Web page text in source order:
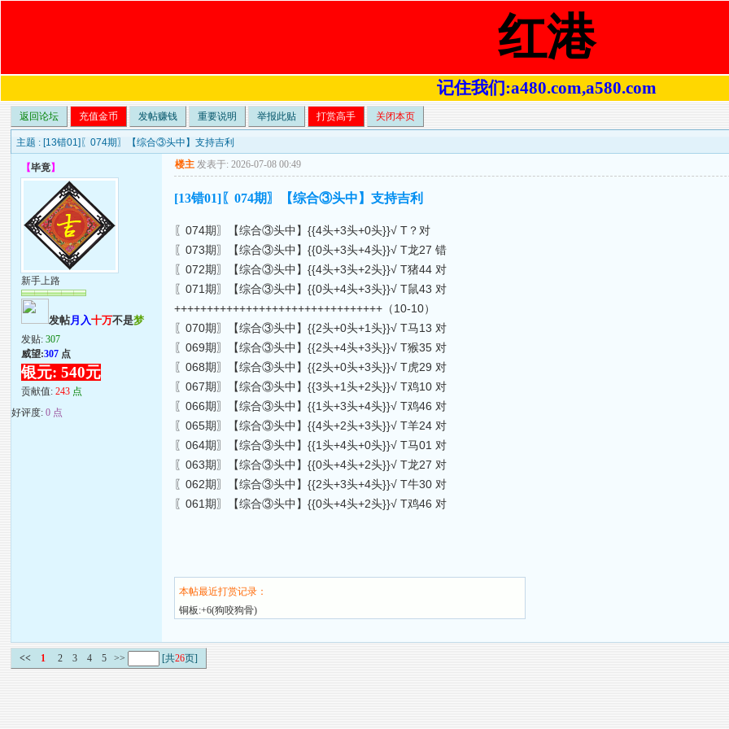
红港
记住我们:a480.com,a580.com
返回论坛 充值金币 发帖赚钱 重要说明 举报此贴 打赏高手 关闭本页
主题 : [13错01]〖074期〗【综合③头中】支持吉利
【毕竟】
新手上路
发帖月入十万不是梦
发贴:307
威望:307 点
银元: 540元
贡献值:243 点
好评度:0 点
楼主 发表于: 2026-07-08 00:49
[13错01]〖074期〗【综合③头中】支持吉利
〖074期〗【综合③头中】{{4头+3头+0头}}√ T？对
〖073期〗【综合③头中】{{0头+3头+4头}}√ T龙27 错
〖072期〗【综合③头中】{{4头+3头+2头}}√ T猪44 对
〖071期〗【综合③头中】{{0头+4头+3头}}√ T鼠43 对
++++++++++++++++++++++++++++++++（10-10）
〖070期〗【综合③头中】{{2头+0头+1头}}√ T马13 对
〖069期〗【综合③头中】{{2头+4头+3头}}√ T猴35 对
〖068期〗【综合③头中】{{2头+0头+3头}}√ T虎29 对
〖067期〗【综合③头中】{{3头+1头+2头}}√ T鸡10 对
〖066期〗【综合③头中】{{1头+3头+4头}}√ T鸡46 对
〖065期〗【综合③头中】{{4头+2头+3头}}√ T羊24 对
〖064期〗【综合③头中】{{1头+4头+0头}}√ T马01 对
〖063期〗【综合③头中】{{0头+4头+2头}}√ T龙27 对
〖062期〗【综合③头中】{{2头+3头+4头}}√ T牛30 对
〖061期〗【综合③头中】{{0头+4头+2头}}√ T鸡46 对
本帖最近打赏记录：
铜板:+6(狗咬狗骨)
<< 1 2 3 4 5 >> [共26页]